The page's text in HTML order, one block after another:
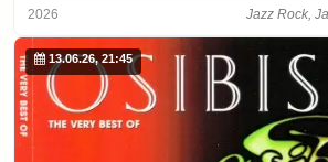
2026 Jazz Rock,
13.06.26, 21:45